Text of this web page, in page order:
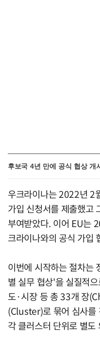
후보국 4년 만에 공식 협상 개시
우크라이나는 2022년 2
가입 신청서를 제출했고
부여받았다. 이어 EU는
크라이나와의 공식 가입
이번에 시작하는 절차는
별 실무 협상'을 실질적
도·시장 등 총 33개 장
(Cluster)로 묶어 심사를
각 클러스터 단위로 별도